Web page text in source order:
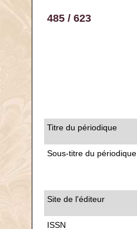
485 / 623
Titre du périodique
Sous-titre du périodique
Site de l'éditeur
ISSN